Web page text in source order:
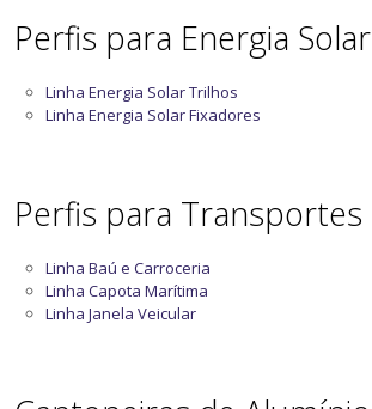
Perfis para Energia Solar
Linha Energia Solar Trilhos
Linha Energia Solar Fixadores
Perfis para Transportes
Linha Baú e Carroceria
Linha Capota Marítima
Linha Janela Veicular